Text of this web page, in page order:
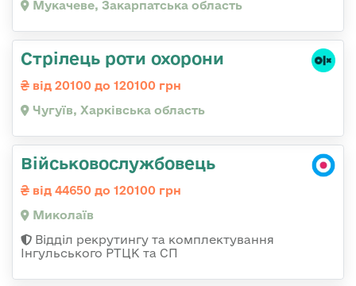
Мукачеве, Закарпатська область
Стрілець роти охорони
від 20100 до 120100 грн
Чугуїв, Харківська область
Військовослужбовець
від 44650 до 120100 грн
Миколаїв
Відділ рекрутингу та комплектування
Інгульського РТЦК та СП